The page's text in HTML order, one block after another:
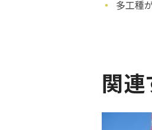
多工種
関